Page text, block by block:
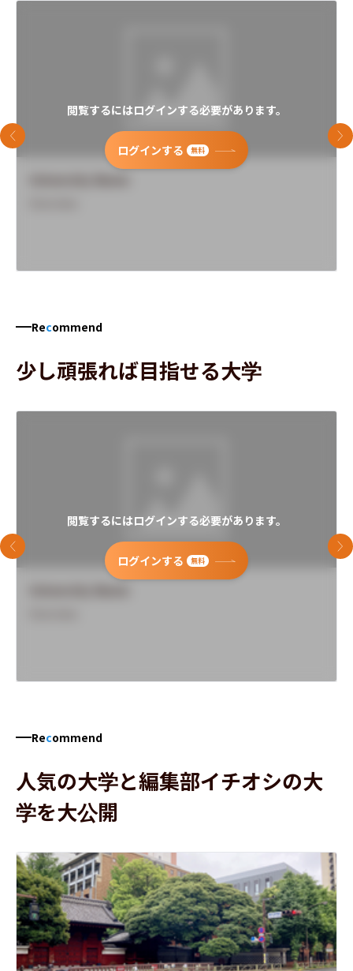
閲覧するにはログインする必要があります。
ログインする 無料
前のスライド 次
Recommend
少し頑張れば目指せる大学
閲覧するにはログインする必要があります。
ログインする 無料
前のスライド 次
Recommend
人気の大学と編集部イチオシの大
学を大公開